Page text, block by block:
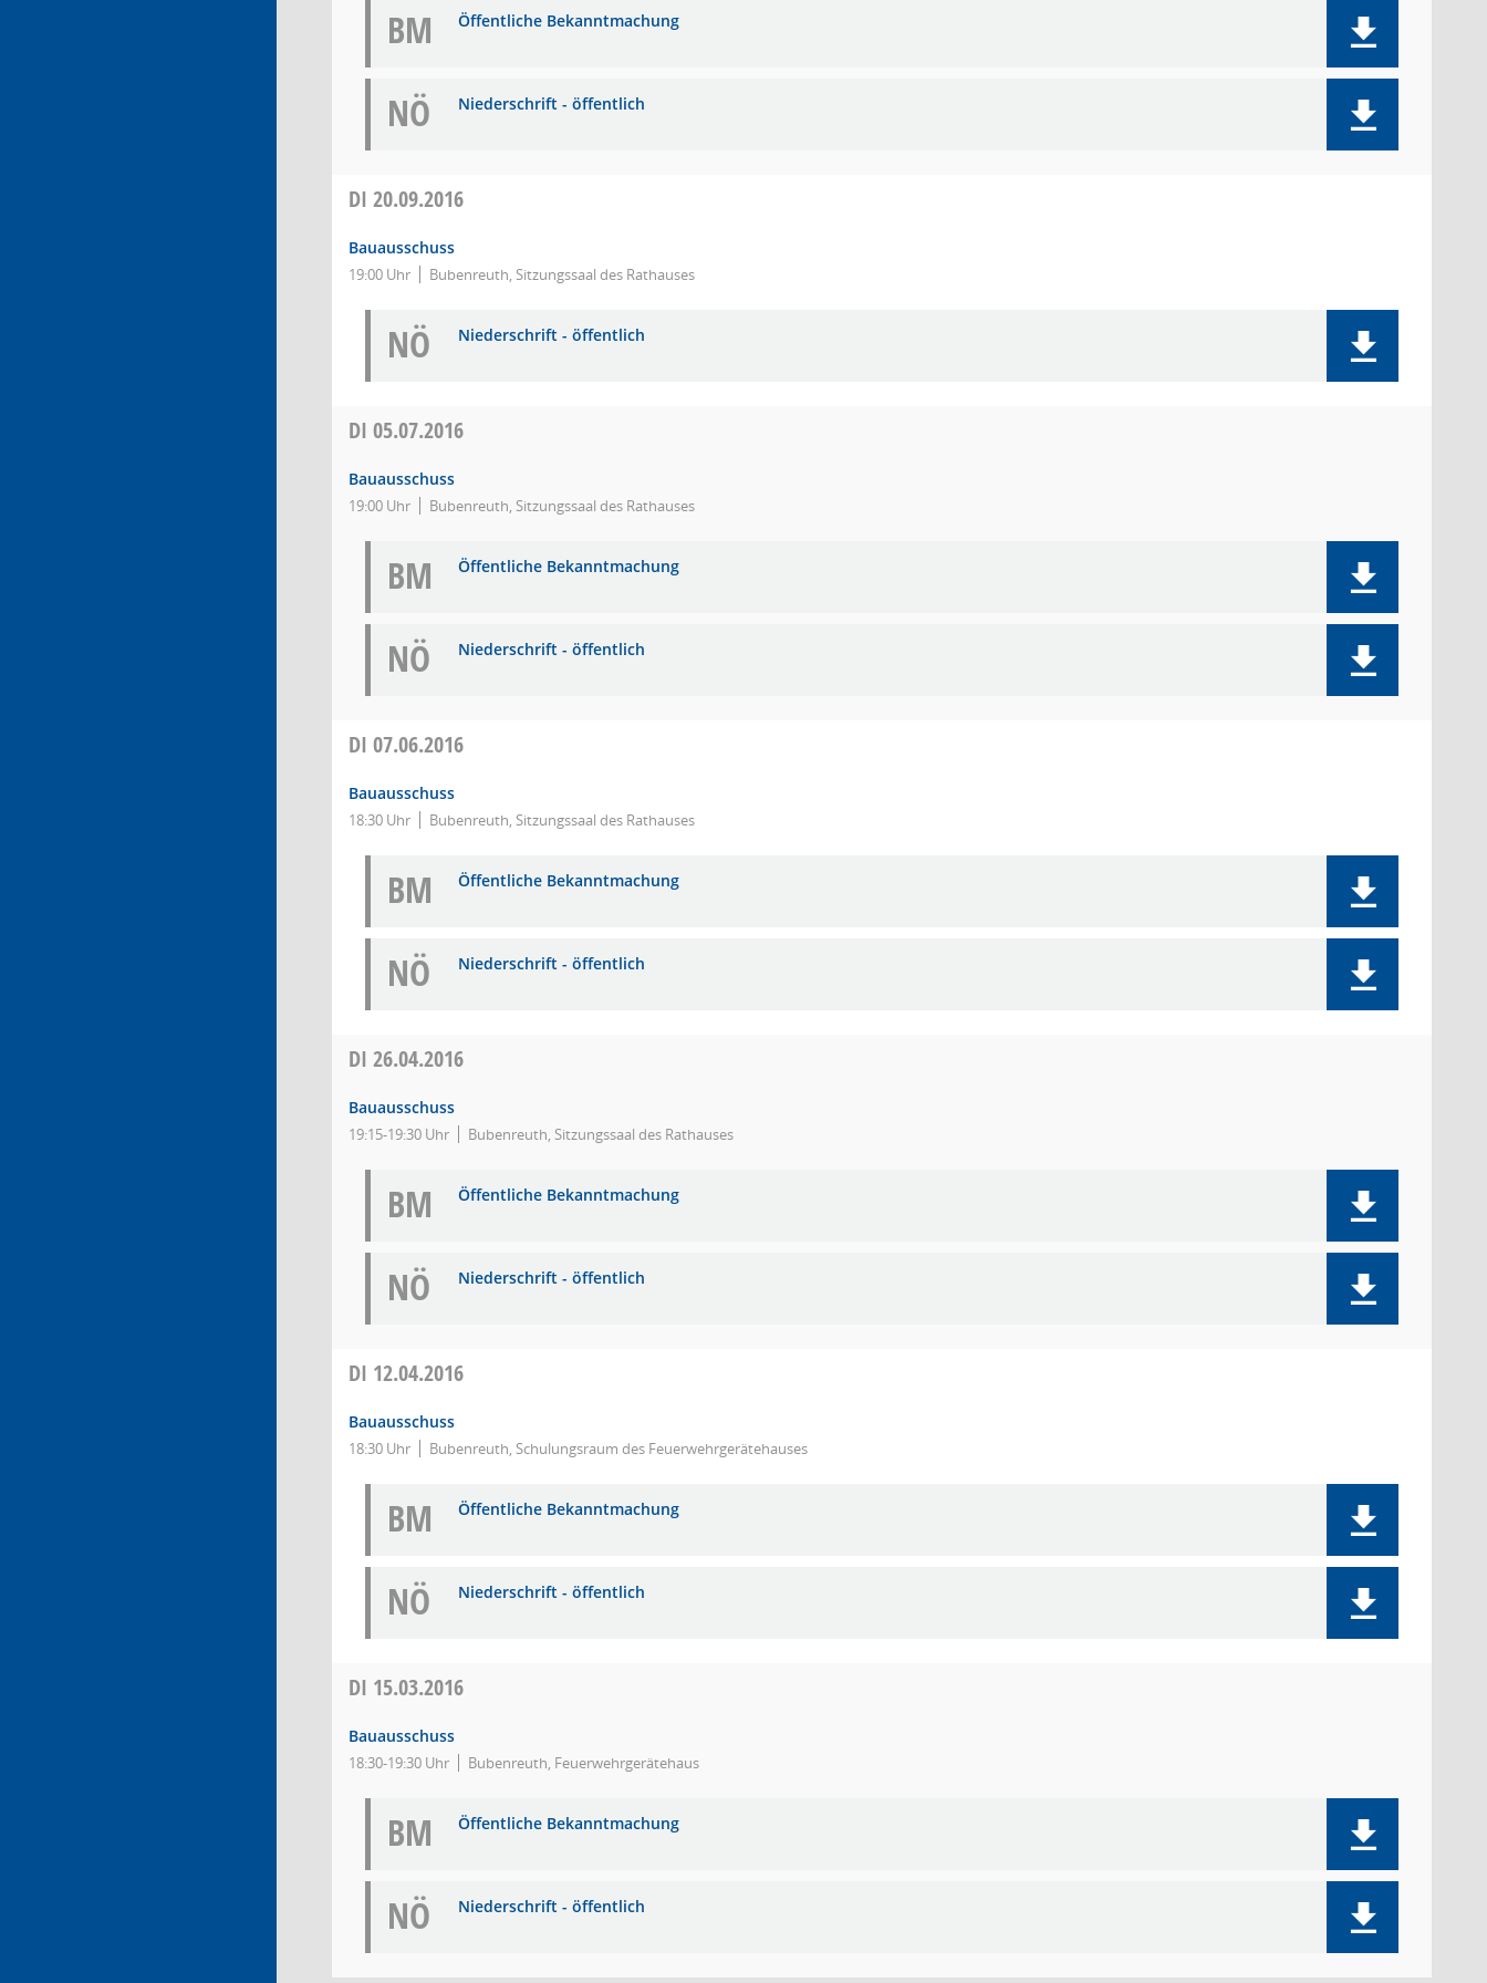
BM Öffentliche Bekanntmachung
NÖ Niederschrift - öffentlich
DI 20.09.2016
Bauausschuss
19:00 Uhr Bubenreuth, Sitzungssaal des Rathauses
NÖ Niederschrift - öffentlich
DI 05.07.2016
Bauausschuss
19:00 Uhr Bubenreuth, Sitzungssaal des Rathauses
BM Öffentliche Bekanntmachung
NÖ Niederschrift - öffentlich
DI 07.06.2016
Bauausschuss
18:30 Uhr Bubenreuth, Sitzungssaal des Rathauses
BM Öffentliche Bekanntmachung
NÖ Niederschrift - öffentlich
DI 26.04.2016
Bauausschuss
19:15-19:30 Uhr Bubenreuth, Sitzungssaal des Rathauses
BM Öffentliche Bekanntmachung
NÖ Niederschrift - öffentlich
DI 12.04.2016
Bauausschuss
18:30 Uhr Bubenreuth, Schulungsraum des Feuerwehrgerätehauses
BM Öffentliche Bekanntmachung
NÖ Niederschrift - öffentlich
DI 15.03.2016
Bauausschuss
18:30-19:30 Uhr Bubenreuth, Feuerwehrgerätehaus
BM Öffentliche Bekanntmachung
NÖ Niederschrift - öffentlich